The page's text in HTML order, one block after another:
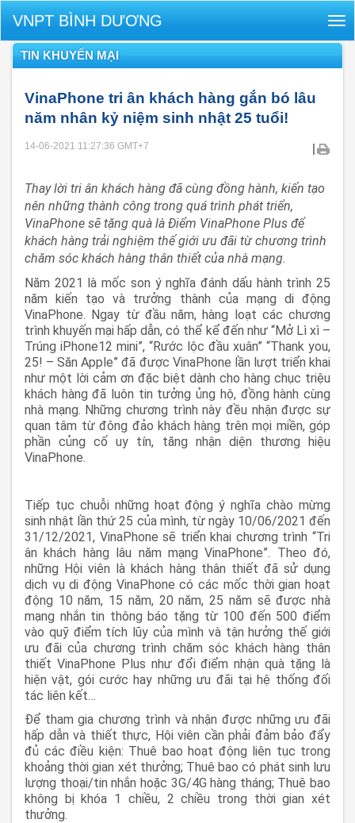
VNPT BÌNH DƯƠNG
TIN KHUYẾN MẠI
VinaPhone tri ân khách hàng gắn bó lâu
năm nhân kỷ niệm sinh nhật 25 tuổi!
14-06-2021 11:27:36 GMT+7 |
Thay lời tri ân khách hàng đã cùng đồng hành, kiến tạo
nên những thành công trong quá trình phát triển,
VinaPhone sẽ tặng quà là Điểm VinaPhone Plus để
khách hàng trải nghiệm thế giới ưu đãi từ chương trình
chăm sóc khách hàng thân thiết của nhà mạng.
Năm 2021 là mốc son ý nghĩa đánh dấu hành trình 25
năm kiến tạo và trưởng thành của mạng di động
VinaPhone. Ngay từ đầu năm, hàng loạt các chương
trình khuyến mại hấp dẫn, có thể kể đến như “Mở Lì xì –
Trúng iPhone12 mini”, “Rước lộc đầu xuân” “Thank you,
25! – Săn Apple” đã được VinaPhone lần lượt triển khai
như một lời cảm ơn đặc biệt dành cho hàng chục triệu
khách hàng đã luôn tin tưởng ủng hộ, đồng hành cùng
nhà mạng. Những chương trình này đều nhận được sự
quan tâm từ đông đảo khách hàng trên mọi miền, góp
phần củng cố uy tín, tăng nhận diện thương hiệu
VinaPhone.
Tiếp tục chuỗi những hoạt động ý nghĩa chào mừng
sinh nhật lần thứ 25 của mình, từ ngày 10/06/2021 đến
31/12/2021, VinaPhone sẽ triển khai chương trình “Tri
ân khách hàng lâu năm mạng VinaPhone”. Theo đó,
những Hội viên là khách hàng thân thiết đã sử dụng
dịch vụ di động VinaPhone có các mốc thời gian hoạt
động 10 năm, 15 năm, 20 năm, 25 năm sẽ được nhà
mạng nhắn tin thông báo tặng từ 100 đến 500 điểm
vào quỹ điểm tích lũy của mình và tận hưởng thế giới
ưu đãi của chương trình chăm sóc khách hàng thân
thiết VinaPhone Plus như đổi điểm nhận quà tặng là
hiện vật, gói cước hay những ưu đãi tại hệ thống đối
tác liên kết…
Để tham gia chương trình và nhận được những ưu đãi
hấp dẫn và thiết thực, Hội viên cần phải đảm bảo đẩy
đủ các điều kiện: Thuê bao hoạt động liên tục trong
khoảng thời gian xét thưởng; Thuê bao có phát sinh lưu
lượng thoại/tin nhắn hoặc 3G/4G hàng tháng; Thuê bao
không bị khóa 1 chiều, 2 chiều trong thời gian xét
thưởng.